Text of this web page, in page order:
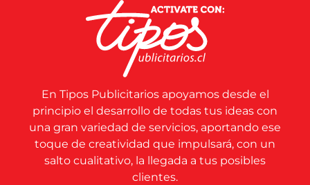
En Tipos Publicitarios apoyamos desde el
principio el desarrollo de todas tus ideas con
una gran variedad de servicios, aportando ese
toque de creatividad que impulsará, con un
salto cualitativo, la llegada a tus posibles
clientes.